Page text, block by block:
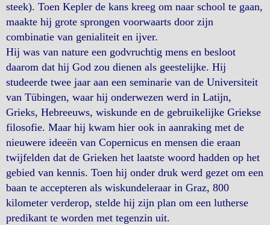
steek). Toen Kepler de kans kreeg om naar school te gaan,
maakte hij grote sprongen voorwaarts door zijn
combinatie van genialiteit en ijver.
Hij was van nature een godvruchtig mens en besloot
daarom dat hij God zou dienen als geestelijke. Hij
studeerde twee jaar aan een seminarie van de Universiteit
van Tübingen, waar hij onderwezen werd in Latijn,
Grieks, Hebreeuws, wiskunde en de gebruikelijke Griekse
filosofie. Maar hij kwam hier ook in aanraking met de
nieuwere ideeën van Copernicus en mensen die eraan
twijfelden dat de Grieken het laatste woord hadden op het
gebied van kennis. Toen hij onder druk werd gezet om een
baan te accepteren als wiskundeleraar in Graz, 800
kilometer verderop, stelde hij zijn plan om een lutherse
predikant te worden met tegenzin uit.